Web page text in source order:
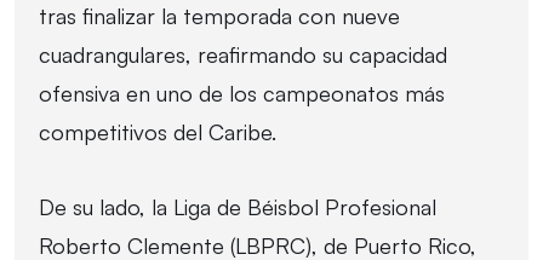
tras finalizar la temporada con nueve
cuadrangulares, reafirmando su capacidad
ofensiva en uno de los campeonatos más
competitivos del Caribe.
De su lado, la Liga de Béisbol Profesional
Roberto Clemente (LBPRC), de Puerto Rico,